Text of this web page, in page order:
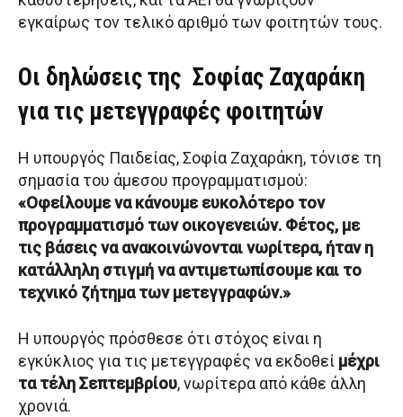
εγκαίρως τον τελικό αριθμό των φοιτητών τους.
Οι δηλώσεις της Σοφίας Ζαχαράκη
για τις μετεγγραφές φοιτητών
Η υπουργός Παιδείας, Σοφία Ζαχαράκη, τόνισε τη
σημασία του άμεσου προγραμματισμού:
«Οφείλουμε να κάνουμε ευκολότερο τον
προγραμματισμό των οικογενειών. Φέτος, με
τις βάσεις να ανακοινώνονται νωρίτερα, ήταν η
κατάλληλη στιγμή να αντιμετωπίσουμε και το
τεχνικό ζήτημα των μετεγγραφών.»
Η υπουργός πρόσθεσε ότι στόχος είναι η
εγκύκλιος για τις μετεγγραφές να εκδοθεί μέχρι
τα τέλη Σεπτεμβρίου, νωρίτερα από κάθε άλλη
χρονιά.